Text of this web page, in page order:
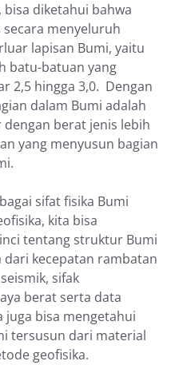
diketahui bahwa
menyeluruh
lapisan Bumi, yaitu
batu-batuan yang
2,5 hingga 3,0. Dengan
dalam Bumi adalah
berat jenis lebih
yang menyusun bagian
sifat fisika Bumi
kita bisa
tentang struktur Bumi
dari kecepatan rambatan
sifak
berat serta data
juga bisa mengetahui
tersusun dari material
geofisika.